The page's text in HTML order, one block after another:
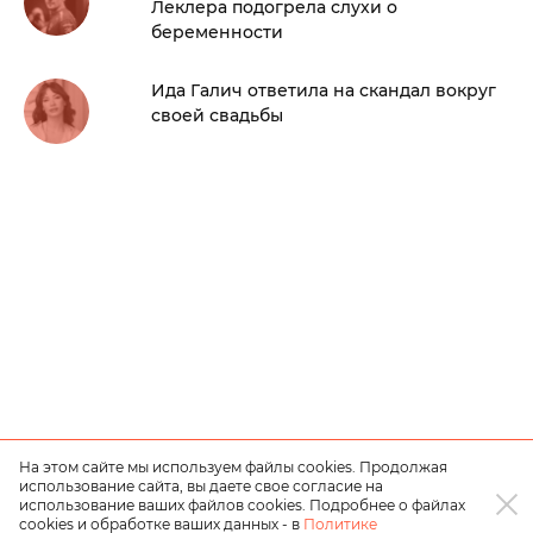
Леклера подогрела слухи о
беременности
Ида Галич ответила на скандал вокруг
своей свадьбы
На этом сайте мы используем файлы cookies. Продолжая
использование сайта, вы даете свое согласие на
использование ваших файлов cookies. Подробнее о файлах
cookies и обработке ваших данных - в Политике